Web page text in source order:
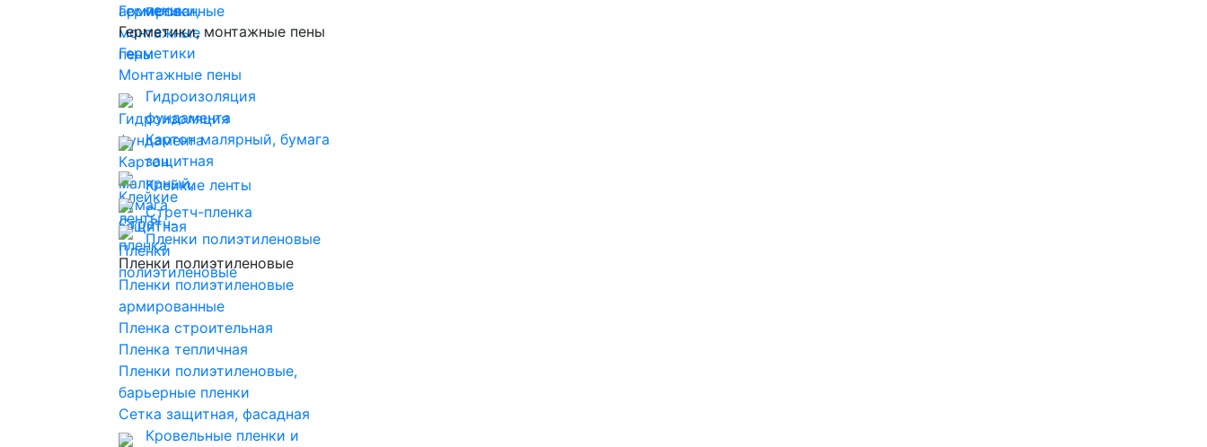
пены
Герметики, монтажные пены
Герметики
Монтажные пены
Гидроизоляция
фундамента
Картон малярный, бумага
защитная
Клейкие ленты
Стретч-пленка
Пленки полиэтиленовые
Пленки полиэтиленовые
Пленки полиэтиленовые
армированные
Пленка строительная
Пленка тепличная
Пленки полиэтиленовые,
барьерные пленки
Сетка защитная, фасадная
Кровельные пленки и